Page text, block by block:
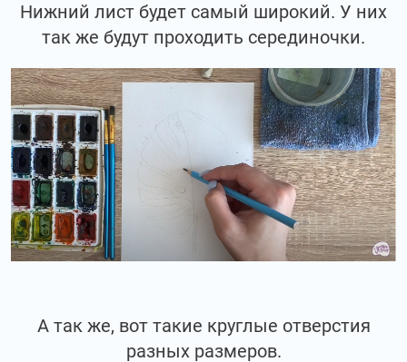
Нижний лист будет самый широкий. У них
так же будут проходить серединочки.
А так же, вот такие круглые отверстия
разных размеров.